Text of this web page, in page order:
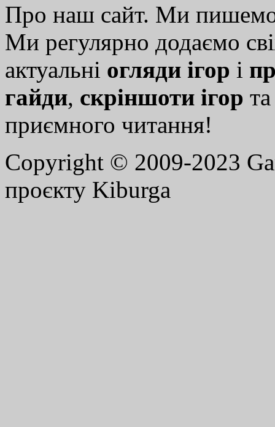
Про наш сайт. Ми
Ми регулярно додаємо
актуальні огляди ігор і
гайди, скріншоти ігор
приємного читання!
Copyright © 2009-2023
проєкту Kiburga